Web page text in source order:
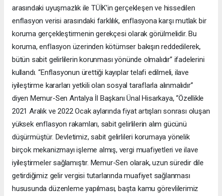
arasındaki uyuşmazlık ile TÜİK’in gerçekleşen ve hissedilen
enflasyon verisi arasındaki farklılık, enflasyona karşı mutlak bir
koruma gerçekleştirmenin gerekçesi olarak görülmelidir. Bu
koruma, enflasyon üzerinden kötümser bakışın reddedilerek,
bütün sabit gelirlilerin korunması yönünde olmalıdır” ifadelerini
kullandı. “Enflasyonun ürettiği kayıplar telafi edilmeli, ilave
iyileştirme kararları yetkili olan sosyal taraflarla alınmalıdır”
diyen Memur-Sen Antalya İl Başkanı Ünal Hisarkaya, “Özellikle
2021 Aralık ve 2022 Ocak aylarında fiyat artışları sonrası oluşan
yüksek enflasyon rakamları, sabit gelirlilerin alım gücünü
düşürmüştür. Devletimiz, sabit gelirlileri korumaya yönelik
birçok mekanizmayı işleme almış, vergi muafiyetleri ve ilave
iyileştirmeler sağlamıştır. Memur-Sen olarak, uzun süredir dile
getirdiğimiz gelir vergisi tutarlarında muafiyet sağlanması
hususunda düzenleme yapılması, başta kamu görevlilerimiz